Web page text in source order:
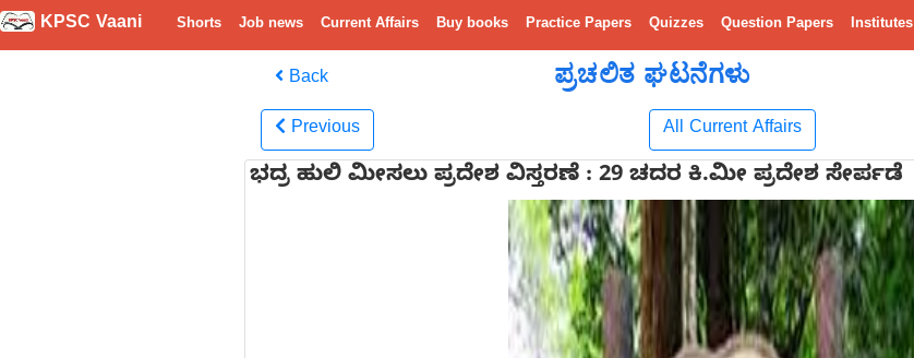
KPSC Vaani Shorts Job news Current Affairs Buy books Practice Papers Quizzes Question Papers Institutes
Back ಪ್ರಚಲಿತ ಘಟನೆಗಳು
Previous All Current Affairs
ಭದ್ರ ಹುಲಿ ಮೀಸಲು ಪ್ರದೇಶ ವಿಸ್ತರಣೆ : 29 ಚದರ ಕಿ.ಮೀ ಪ್ರದೇಶ ಸೇರ್ಪಡೆ